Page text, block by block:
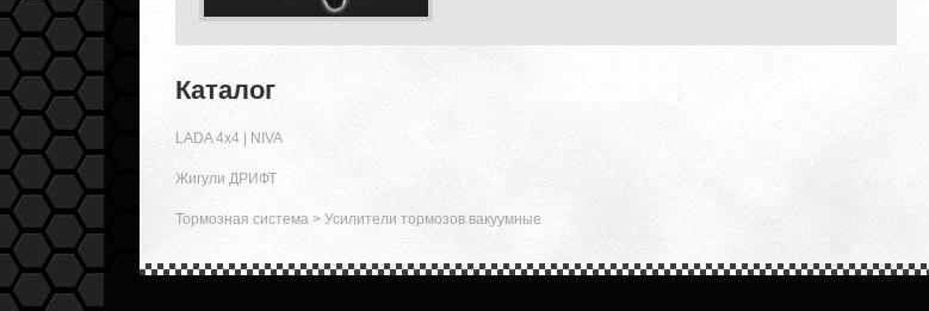
Каталог
LADA 4x4 | NIVA
Жигули ДРИФТ
Тормозная система > Усилители тормозов вакуумные